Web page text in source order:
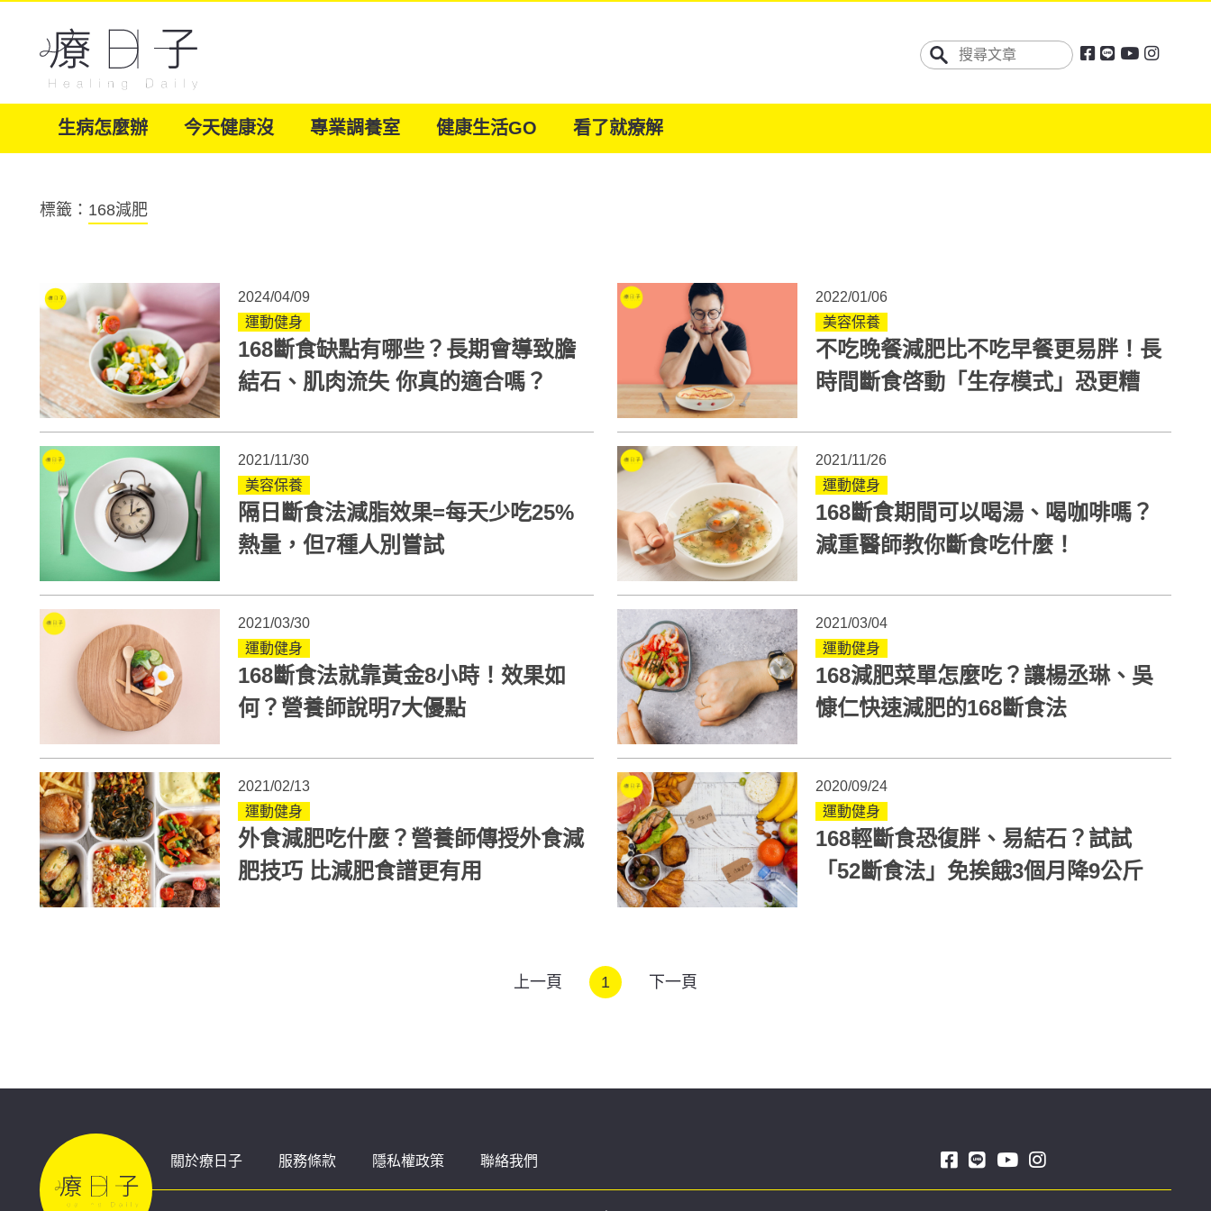
生病怎麼辦 今天健康沒 專業調養室 健康生活GO 看了就療解
標籤： 168減肥
2024/04/09
運動健身
168斷食缺點有哪些？長期會導致膽
結石、肌肉流失 你真的適合嗎？
2022/01/06
美容保養
不吃晚餐減肥比不吃早餐更易胖！長
時間斷食啓動「生存模式」恐更糟
2021/11/30
美容保養
隔日斷食法減脂效果=每天少吃25%
熱量，但7種人別嘗試
2021/11/26
運動健身
168斷食期間可以喝湯、喝咖啡嗎？
減重醫師教你斷食吃什麼！
2021/03/30
運動健身
168斷食法就靠黃金8小時！效果如
何？營養師說明7大優點
2021/03/04
運動健身
168減肥菜單怎麼吃？讓楊丞琳、吳
慷仁快速減肥的168斷食法
2021/02/13
運動健身
外食減肥吃什麼？營養師傳授外食減
肥技巧 比減肥食譜更有用
2020/09/24
運動健身
168輕斷食恐復胖、易結石？試試
「52斷食法」免挨餓3個月降9公斤
上一頁 1 下一頁
關於療日子 服務條款 隱私權政策 聯絡我們